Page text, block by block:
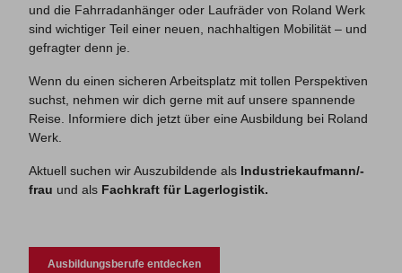
und die Fahrradanhänger oder Laufräder von Roland Werk
sind wichtiger Teil einer neuen, nachhaltigen Mobilität – und
gefragter denn je.
Wenn du einen sicheren Arbeitsplatz mit tollen Perspektiven
suchst, nehmen wir dich gerne mit auf unsere spannende
Reise. Informiere dich jetzt über eine Ausbildung bei Roland
Werk.
Aktuell suchen wir Auszubildende als Industriekaufmann/-
frau und als Fachkraft für Lagerlogistik.
Ausbildungsberufe entdecken